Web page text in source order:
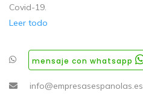
Covid-19.
Leer todo
mensaje con whatsapp
info@empresasespanolas.es